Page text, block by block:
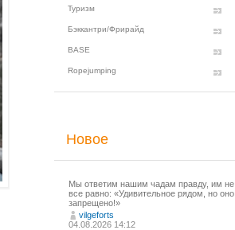
Туризм
Бэккантри/Фрирайд
BASE
Ropejumping
Новое
Мы ответим нашим чадам правду, им не
все равно: «Удивительное рядом, но оно
запрещено!»
vilgeforts
04.08.2026 14:12